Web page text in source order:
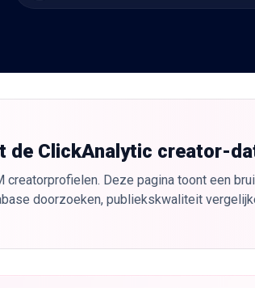
de ClickAnalytic creator-
creatorprofielen. Deze pagina toont een
doorzoeken, publiekskwaliteit